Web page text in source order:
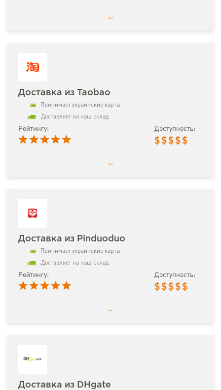
Доставка из Taobao
Принимает украинские карты
Доставляет на наш склад
Рейтингу: Доступность:
$ $ $ $ $
Доставка из Pinduoduo
Принимает украинские карты
Доставляет на наш склад
Рейтингу: Доступность:
$ $ $ $ $
Доставка из DHgate